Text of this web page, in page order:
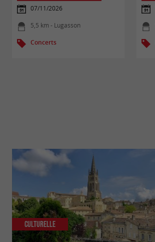
07/11/2026
5,5 km - Lugasson
Concerts
Culturelle